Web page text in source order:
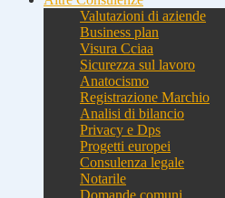
Valutazioni di aziende
Business plan
Visura Cciaa
Sicurezza sul lavoro
Anatocismo
Registrazione Marchio
Analisi di bilancio
Privacy e Dps
Progetti europei
Consulenza legale
Notarile
Domande comuni